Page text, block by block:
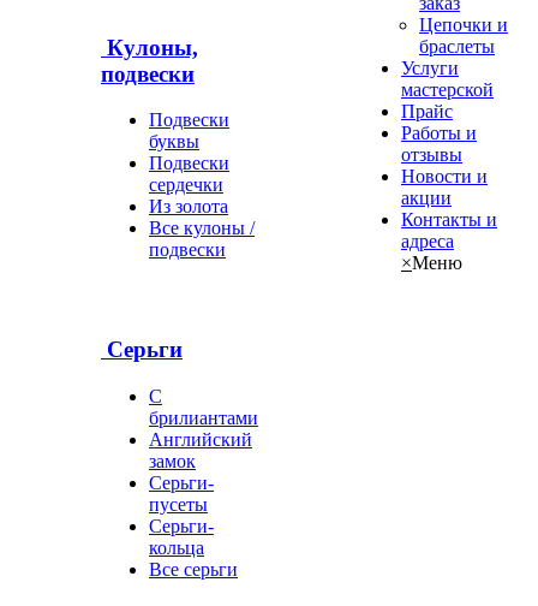
Кулоны,
подвески
Подвески
буквы
Подвески
сердечки
Из золота
Все кулоны /
подвески
Серьги
С
брилиантами
Английский
замок
Серьги-
пусеты
Серьги-
кольца
Все серьги
Цепочки и
браслеты
Услуги
мастерской
Прайс
Работы и
отзывы
Новости и
акции
Контакты и
адреса
×Меню